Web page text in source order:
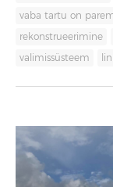
vaba tartu on
rekonstrueerimine
valimissüsteem